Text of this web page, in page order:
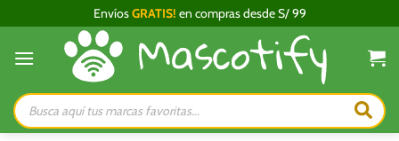
al
contenido
EnvíosGRATIS! en compras desde S/ 99
Búsqueda
de
productos